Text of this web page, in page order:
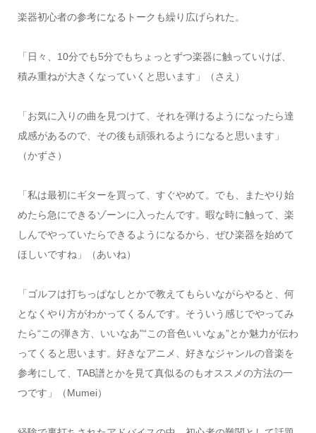
楽器初心者の参考になるトークも繰り広げられた。
「日々、10分でも5分でもちょっとずつ楽器に触っていけば、
積み重ねが大きくなっていくと思います」（さえ）
「お気に入りの曲を見つけて、それを弾けるようになったら達
成感があるので、その後も頑張れるようになると思います」
（かずさ）
「私は最初にギターを買って、すぐやめて。でも、またやり始
めたら急にできるゾーンに入ったんです。暇な時に触って、楽
しんでやっていたらできるようになるから、ぜひ楽器を始めて
ほしいですね」（あいね）
「ゴルフは打ちっぱなしとかで教えてもらいながらやると、何
となくやり方がわかってくるんです。そういう感じでやってみ
たら“この弾き方、いいなあ”“この音色いいなぁ”とか魅力が伝わ
ってくると思います。好きなアニメ、好きなジャンルの音楽を
参考にして、TAB譜とかを見て真似るのもオススメの方法の一
つです」（Mumei）